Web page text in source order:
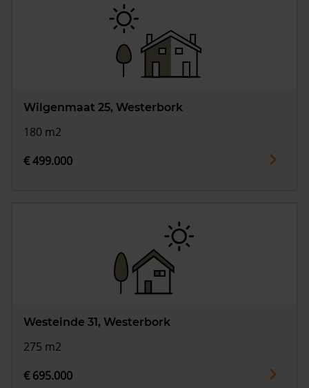
Wilgenmaat 25, Westerbork
180 m2
€ 499.000
Westeinde 31, Westerbork
275 m2
€ 695.000